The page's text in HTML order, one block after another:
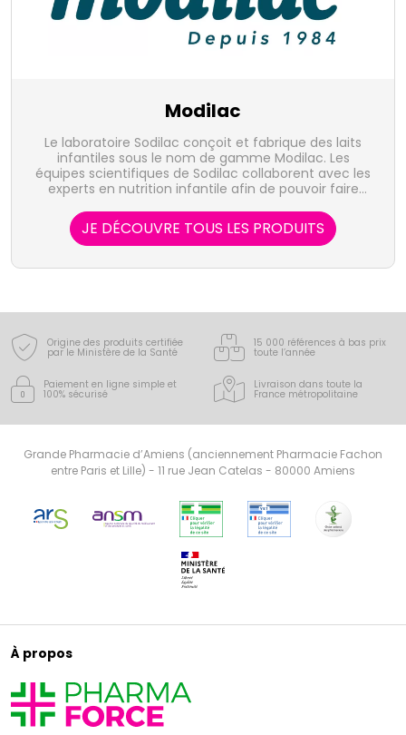
Modilac
Le laboratoire Sodilac conçoit et fabrique des laits
infantiles sous le nom de gamme Modilac. Les
équipes scientifiques de Sodilac collaborent avec les
experts en nutrition infantile afin de pouvoir faire
permanent d'une plus grande proximité de l'aliment
de référence : le lait maternel.
JE DÉCOUVRE TOUS LES PRODUITS
Origine des produits certifiée
par le Ministère de la Santé
15 000 références à bas prix
toute l’année
Paiement en ligne simple et
100% sécurisé
Livraison dans toute la
France métropolitaine
Grande Pharmacie d’Amiens (anciennement Pharmacie Fachon
entre Paris et Lille) - 11 rue Jean Catelas - 80000 Amiens
À propos